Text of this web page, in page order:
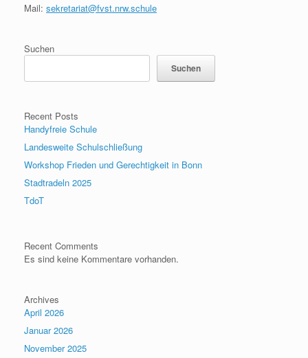
Mail: sekretariat@fvst.nrw.schule
Suchen
Suchen
Recent Posts
Handyfreie Schule
Landesweite Schulschließung
Workshop Frieden und Gerechtigkeit in Bonn
Stadtradeln 2025
TdoT
Recent Comments
Es sind keine Kommentare vorhanden.
Archives
April 2026
Januar 2026
November 2025